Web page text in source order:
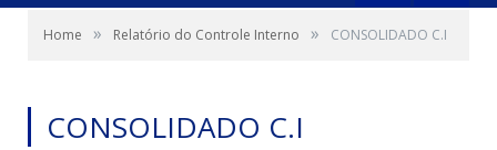
Home » Relatório do Controle Interno » CONSOLIDADO C.I
CONSOLIDADO C.I